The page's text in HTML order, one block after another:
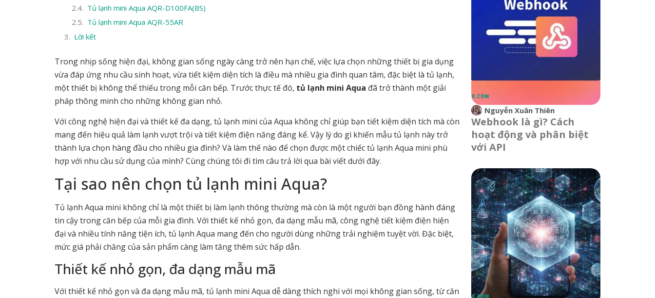
Tủ lạnh mini Aqua AQR-D100FA(BS)
Tủ lạnh mini Aqua AQR-55AR
Lời kết
Trong nhịp sống hiện đại, không gian sống ngày càng trở nên hạn chế, việc lựa chọn những thiết bị gia dụng
vừa đáp ứng nhu cầu sinh hoạt, vừa tiết kiệm diện tích là điều mà nhiều gia đình quan tâm, đặc biệt là tủ lạnh,
một thiết bị không thể thiếu trong mỗi căn bếp. Trước thực tế đó, tủ lạnh mini Aqua đã trở thành một giải
pháp thông minh cho những không gian nhỏ.
Với công nghệ hiện đại và thiết kế đa dạng, tủ lạnh mini của Aqua không chỉ giúp bạn tiết kiệm diện tích mà còn
mang đến hiệu quả làm lạnh vượt trội và tiết kiệm điện năng đáng kể. Vậy lý do gì khiến mẫu tủ lạnh này trở
thành lựa chọn hàng đầu cho nhiều gia đình? Và làm thế nào để chọn được một chiếc tủ lạnh Aqua mini phù
hợp với nhu cầu sử dụng của mình? Cùng chúng tôi đi tìm câu trả lời qua bài viết dưới đây.
Tại sao nên chọn tủ lạnh mini Aqua?
Tủ lạnh Aqua mini không chỉ là một thiết bị làm lạnh thông thường mà còn là một người bạn đồng hành đáng
tin cậy trong căn bếp của mỗi gia đình. Với thiết kế nhỏ gọn, đa dạng mẫu mã, công nghệ tiết kiệm điện hiện
đại và nhiều tính năng tiện ích, tủ lạnh Aqua mang đến cho người dùng những trải nghiệm tuyệt vời. Đặc biệt,
mức giá phải chăng của sản phẩm càng làm tăng thêm sức hấp dẫn.
Thiết kế nhỏ gọn, đa dạng mẫu mã
Với thiết kế nhỏ gọn và đa dạng mẫu mã, tủ lạnh mini Aqua dễ dàng thích nghi với mọi không gian sống, từ căn
Nguyễn Xuân Thiên
Webhook là gì? Cách
hoạt động và phân biệt
với API